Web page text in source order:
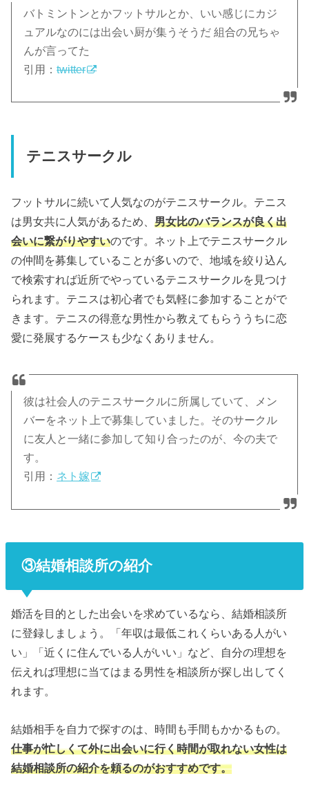
バトミントンとかフットサルとか、いい感じにカジ
ュアルなのには出会い厨が集うそうだ 組合の兄ちゃ
んが言ってた
引用：twitter
テニスサークル
フットサルに続いて人気なのがテニスサークル。テニス
は男女共に人気があるため、男女比のバランスが良く出
会いに繋がりやすいのです。ネット上でテニスサークル
の仲間を募集していることが多いので、地域を絞り込ん
で検索すれば近所でやっているテニスサークルを見つけ
られます。テニスは初心者でも気軽に参加することがで
きます。テニスの得意な男性から教えてもらううちに恋
愛に発展するケースも少なくありません。
彼は社会人のテニスサークルに所属していて、メン
バーをネット上で募集していました。そのサークル
に友人と一緒に参加して知り合ったのが、今の夫で
す。
引用： ネト嫁
③結婚相談所の紹介
婚活を目的とした出会いを求めているなら、結婚相談所
に登録しましょう。「年収は最低これくらいある人がい
い」「近くに住んでいる人がいい」など、自分の理想を
伝えれば理想に当てはまる男性を相談所が探し出してく
れます。
結婚相手を自力で探すのは、時間も手間もかかるもの。
仕事が忙しくて外に出会いに行く時間が取れない女性は
結婚相談所の紹介を頼るのがおすすめです。